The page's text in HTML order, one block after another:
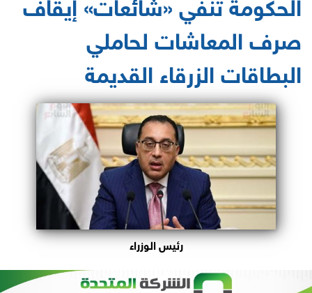
صرف المعاشات لحاملي
البطاقات الزرقاء القديمة
رئيس الوزراء